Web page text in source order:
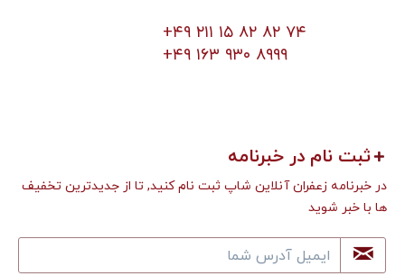
+۴۹ ۲۱۱ ۱۵ ۸۲ ۸۲ ۷۴
+۴۹ ۱۶۳ ۹۳۰ ۸۹۹۹
ثبت نام در خبرنامه
در خبرنامه زعفران آنلاین شاپ ثبت نام کنید, تا از جدیدترین تخفیف
ها با خبر شوید